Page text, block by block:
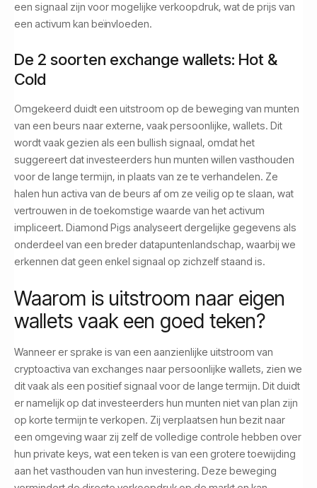
een signaal zijn voor mogelijke verkoopdruk, wat de prijs van
een activum kan beïnvloeden.
De 2 soorten exchange wallets: Hot &
Cold
Omgekeerd duidt een uitstroom op de beweging van munten
van een beurs naar externe, vaak persoonlijke, wallets. Dit
wordt vaak gezien als een bullish signaal, omdat het
suggereert dat investeerders hun munten willen vasthouden
voor de lange termijn, in plaats van ze te verhandelen. Ze
halen hun activa van de beurs af om ze veilig op te slaan, wat
vertrouwen in de toekomstige waarde van het activum
impliceert. Diamond Pigs analyseert dergelijke gegevens als
onderdeel van een breder datapuntenlandschap, waarbij we
erkennen dat geen enkel signaal op zichzelf staand is.
Waarom is uitstroom naar eigen
wallets vaak een goed teken?
Wanneer er sprake is van een aanzienlijke uitstroom van
cryptoactiva van exchanges naar persoonlijke wallets, zien we
dit vaak als een positief signaal voor de lange termijn. Dit duidt
er namelijk op dat investeerders hun munten niet van plan zijn
op korte termijn te verkopen. Zij verplaatsen hun bezit naar
een omgeving waar zij zelf de volledige controle hebben over
hun private keys, wat een teken is van een grotere toewijding
aan het vasthouden van hun investering. Deze beweging